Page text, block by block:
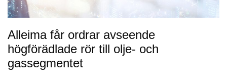
Alleima får ordrar avseende
högförädlade rör till olje- och
gassegmentet